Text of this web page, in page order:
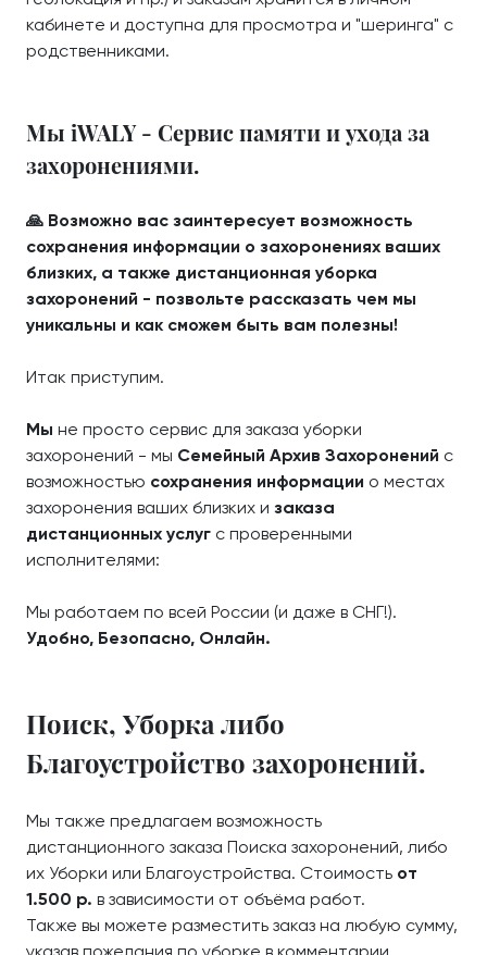
кабинете и доступна для просмотра и "шеринга" с
родственниками.
Мы iWALY - Сервис памяти и ухода за
захоронениями.
🙏 Возможно вас заинтересует возможность
сохранения информации о захоронениях ваших
близких, а также дистанционная уборка
захоронений - позвольте рассказать чем мы
уникальны и как сможем быть вам полезны!
Итак приступим.
Мы не просто сервис для заказа уборки
захоронений - мы Семейный Архив Захоронений с
возможностью сохранения информации о местах
захоронения ваших близких и заказа
дистанционных услуг с проверенными
исполнителями:
Мы работаем по всей России (и даже в СНГ!).
Удобно, Безопасно, Онлайн.
Поиск, Уборка либо
Благоустройство захоронений.
Мы также предлагаем возможность
дистанционного заказа Поиска захоронений, либо
их Уборки или Благоустройства. Стоимость от
1.500 р. в зависимости от объёма работ.
Также вы можете разместить заказ на любую сумму,